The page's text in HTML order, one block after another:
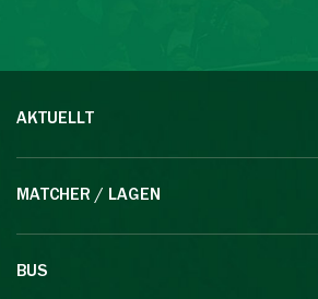
AKTUELLT
MATCHER / LAGEN
BUS